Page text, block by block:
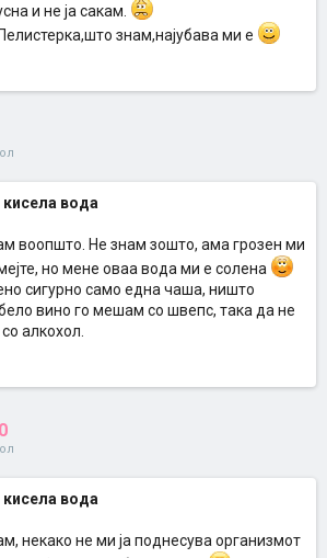
и не ја сакам.
знам,најубава ми е
кисела вода
воопшто. Не знам зошто, ама грозен ми
но мене оваа вода ми е солена
сигурно само една чаша, ништо
вино го мешам со швепс, така да не
алкохол.
кисела вода
некако не ми ја поднесува организмот